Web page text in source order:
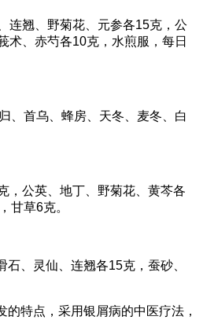
连翘、野菊花、元参各15克，公
术、赤芍各10克，水煎服，每日
、首乌、蜂房、天冬、麦冬、白
，公英、地丁、野菊花、黄芩各
甘草6克。
、灵仙、连翘各15克，蚕砂、
特点，采用银屑病的中医疗法，